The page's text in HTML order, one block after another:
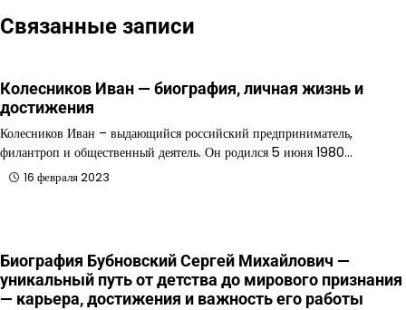
Связанные записи
Колесников Иван — биография, личная жизнь и
достижения
Колесников Иван – выдающийся российский предприниматель,
филантроп и общественный деятель. Он родился 5 июня 1980…
16 февраля 2023
Биография Бубновский Сергей Михайлович —
уникальный путь от детства до мирового признания
— карьера, достижения и важность его работы